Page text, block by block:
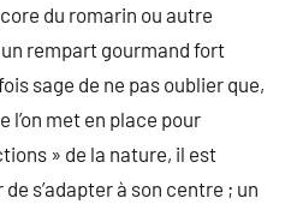
du romarin ou autre
rempart gourmand fort
sage de ne pas oublier que,
l’on met en place pour
» de la nature, il est
de s’adapter à son centre ; un